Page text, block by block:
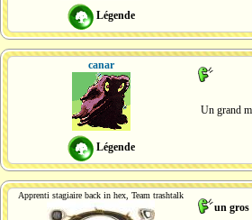
Légende
canar
Légende
Un grand
Apprenti stagiaire back in hex, Team trashtalk
un gros